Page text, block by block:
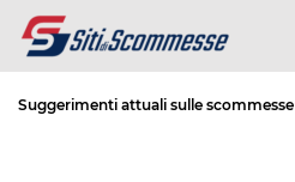
Suggerimenti attuali sulle scommesse